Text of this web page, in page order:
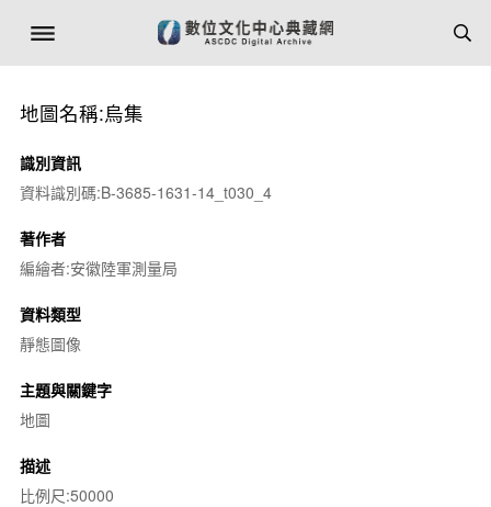
地圖名稱:烏集
識別資訊
資料識別碼:B-3685-1631-14_t030_4
著作者
編繪者:安徽陸軍測量局
資料類型
靜態圖像
主題與關鍵字
地圖
描述
比例尺:50000